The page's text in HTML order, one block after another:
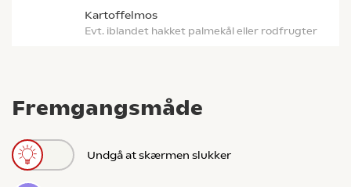
Fremgangsmåde
Undgå at skærmen slukker
kartoffelmos
evt. iblandet hakket palmekål eller rodfrugter